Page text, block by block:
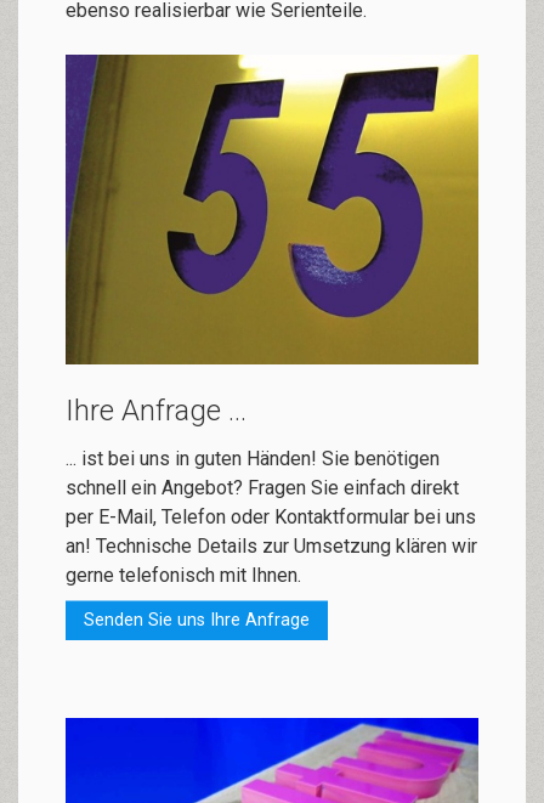
eben­so realisierbar wie Se­ri­en­tei­le.
Ihre Anfrage ...
... ist bei uns in guten Händen! Sie benötigen
schnell ein Angebot? Fragen Sie einfach direkt
per E-Mail, Telefon oder Kontaktformular bei uns
an! Technische Details zur Umsetzung klären wir
gerne telefonisch mit Ihnen.
Senden Sie uns Ihre Anfrage